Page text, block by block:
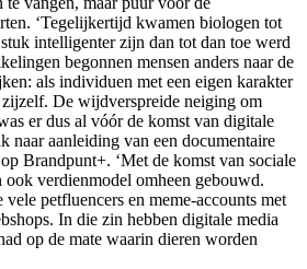
‘Tegelijkertijd kwamen biologen tot
intelligenter zijn dan tot dan toe werd
begonnen mensen anders naar de
als individuen met een eigen karakter
De wijdverspreide neiging om
er dus al vóór de komst van digitale
naar aanleiding van een documentaire
Brandpunt+. ‘Met de komst van sociale
ook verdienmodel omheen gebouwd.
petfluencers en meme-accounts met
In die zin hebben digitale media
op de mate waarin dieren worden